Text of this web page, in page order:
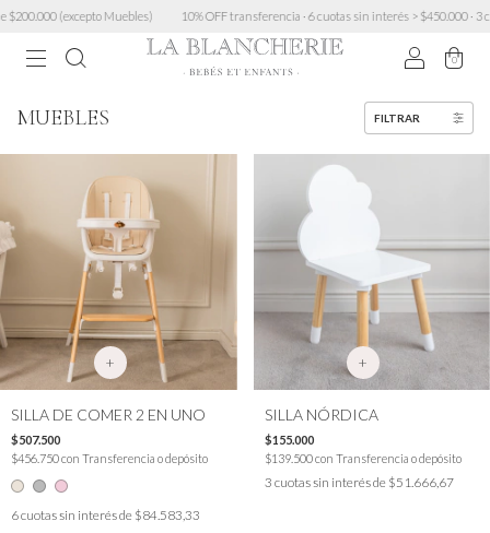
10% OFF transferencia · 6 cuotas sin interés > $450.000 · 3 cuotas sin mínimo · Envío
0
MUEBLES FILTRAR
+
SILLA DE COMER 2 EN UNO
$507.500
$456.750con Transferencia o depósito
6cuotas sin interés de $84.583,33
+
SILLA NÓRDICA
$155.000
$139.500con Transferencia o depósito
3 cuotas sin interés de $51.666,67